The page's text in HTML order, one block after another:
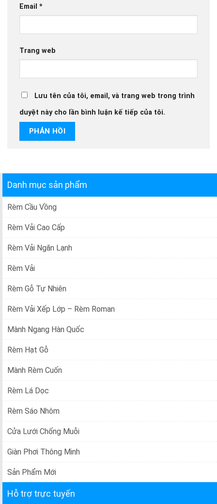
Danh mục sản phẩm
Rèm Cầu Vồng
Rèm Vải Cao Cấp
Rèm Vải Ngăn Lạnh
Rèm Vải
Rèm Gỗ Tự Nhiên
Rèm Vải Xếp Lớp – Rèm Roman
Mành Ngang Hàn Quốc
Rèm Hạt Gỗ
Mành Rèm Cuốn
Rèm Lá Dọc
Rèm Sáo Nhôm
Cửa Lưới Chống Muỗi
Giàn Phơi Thông Minh
Sản Phẩm Mới
Hỗ trợ trực tuyến
Email *
Trang web
Lưu tên của tôi, email, và trang web trong trình
duyệt này cho lần bình luận kế tiếp của tôi.